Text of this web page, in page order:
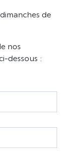
de
nos
dessous :